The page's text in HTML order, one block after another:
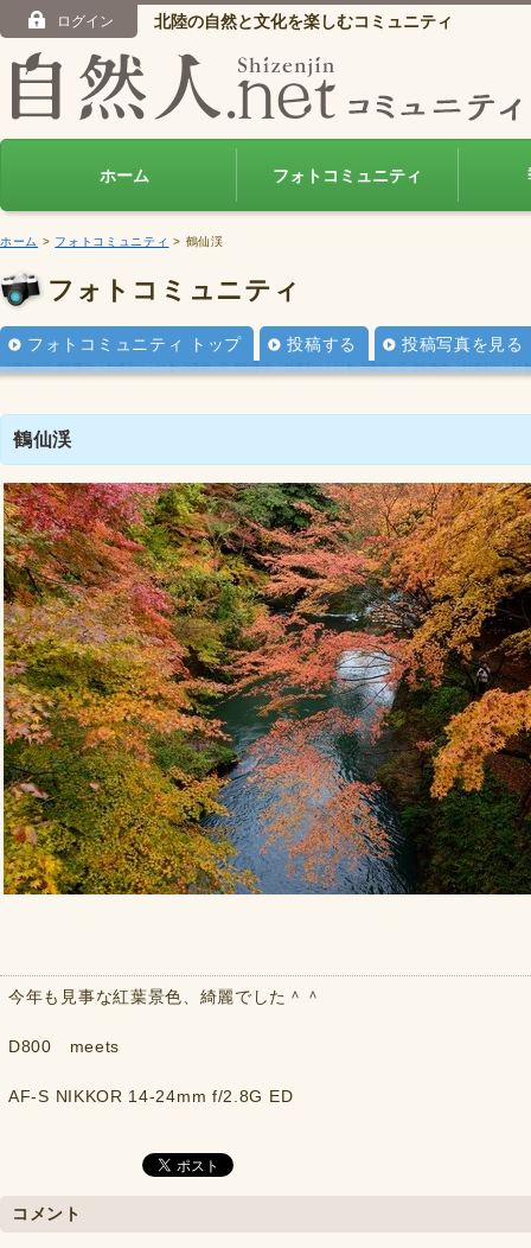
ログイン 北陸の自然と文化を楽しむコミュニティ
ホーム フォトコミュニティ
ホーム > フォトコミュニティ > 鶴仙渓
フォトコミュニティ
フォトコミュニティ トップ 投稿する 投稿写真を見る
鶴仙渓
今年も見事な紅葉景色、綺麗でした＾＾
D800 meets
AF-S NIKKOR 14-24mm f/2.8G ED
コメント